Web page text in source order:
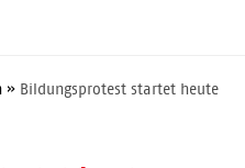
» Bildungsprotest startet heute